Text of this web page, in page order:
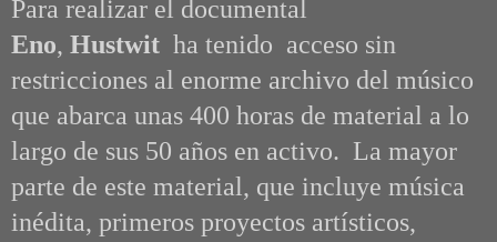
Para realizar el documental
Eno, Hustwit ha tenido acceso sin
restricciones al enorme archivo del músico
que abarca unas 400 horas de material a lo
largo de sus 50 años en activo. La mayor
parte de este material, que incluye música
inédita, primeros proyectos artísticos,